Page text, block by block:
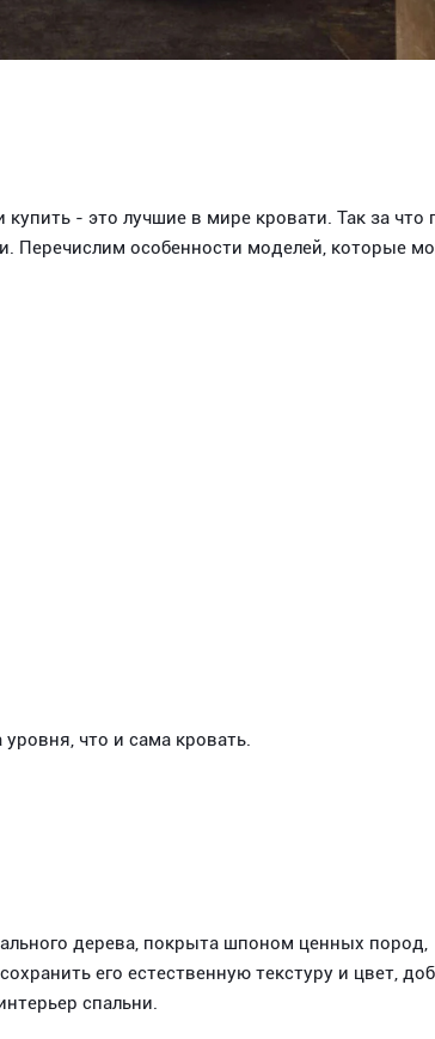
- это лучшие в мире кровати. Так за что
Перечислим особенности моделей, которые
что и сама кровать.
дерева, покрыта шпоном ценных пород,
его естественную текстуру и цвет,
спальни.